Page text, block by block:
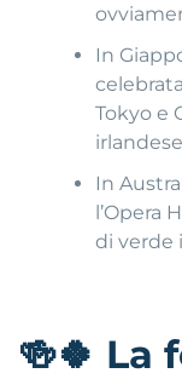
In
Tokyo e
In
l’Opera
di verde
🍻🍀 La